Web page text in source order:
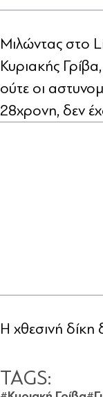
Μιλώντας στο
Κυριακής
ούτε οι
28χρονη, δεν
Η χθεσινή δίκη
TAGS: